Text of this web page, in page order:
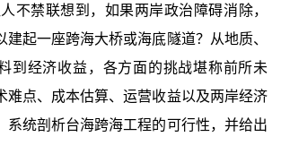
人不禁联想到，如果两岸政治障碍消除，
建起一座跨海大桥或海底隧道？从地质、
到经济收益，各方面的挑战堪称前所未
难点、成本估算、运营收益以及两岸经济
系统剖析台海跨海工程的可行性，并给出